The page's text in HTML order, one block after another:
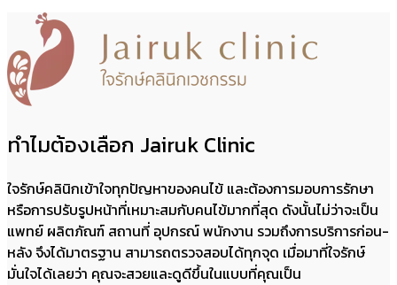
ทำไมต้องเลือก Jairuk Clinic
ใจรักษ์คลินิกเข้าใจทุกปัญหาของคนไข้ และต้องการมอบการรักษา
หรือการปรับรูปหน้าที่เหมาะสมกับคนไข้มากที่สุด ดังนั้นไม่ว่าจะเป็น
แพทย์ ผลิตภัณฑ์ สถานที่ อุปกรณ์ พนักงาน รวมถึงการบริการก่อน-
หลัง จึงได้มาตรฐาน สามารถตรวจสอบได้ทุกจุด เมื่อมาที่ใจรักษ์
มั่นใจได้เลยว่า คุณจะสวยและดูดีขึ้นในแบบที่คุณเป็น